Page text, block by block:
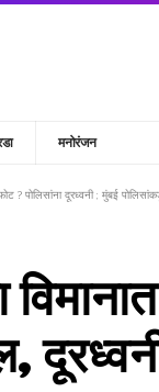
मनोरंजन
? पोलिसांना दूरध्वनी ; मुंबई